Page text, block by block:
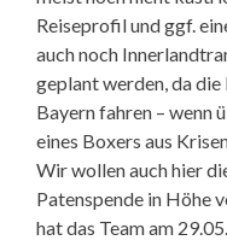
Reiseprofil und ggf.
auch noch
geplant werden, da
Bayern fahren – wenn
eines Boxers aus
Wir wollen auch hier
Patenspende in Höhe
hat das Team am